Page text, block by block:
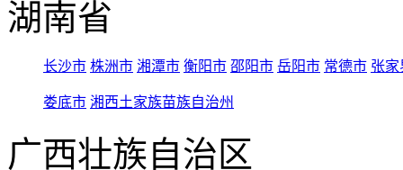
湖南省
长沙市 株洲市 湘潭市 衡阳市 邵阳市 岳阳市 常德市 张家
娄底市 湘西土家族苗族自治州
广西壮族自治区